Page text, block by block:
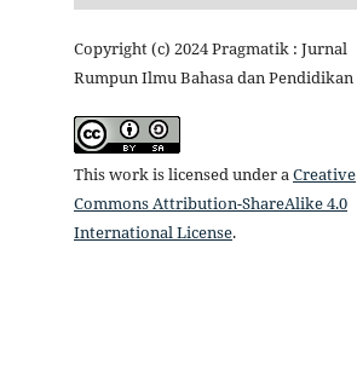
Copyright (c) 2024 Pragmatik : Jurnal
Rumpun Ilmu Bahasa dan Pendidikan
This work is licensed under aCreative
Commons Attribution-ShareAlike 4.0
International License.